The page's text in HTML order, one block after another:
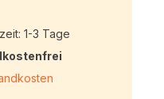
1-3 Tage